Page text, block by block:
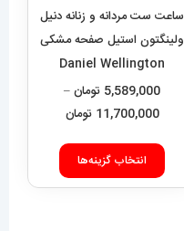
ساعت ست مردانه و زنانه دنیل
ولینگتون استیل صفحه مشکی
Daniel Wellington
020551
5,589,000 تومان–
11,700,000 تومانمحدوده
تا
انتخاب گزینه‌ها
این
محصول